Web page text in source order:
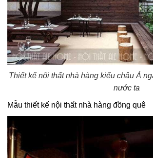
Thiết kế nội thất nhà hàng kiểu châu Á
nước ta
Mẫu thiết kế nội thất nhà hàng đồng quê